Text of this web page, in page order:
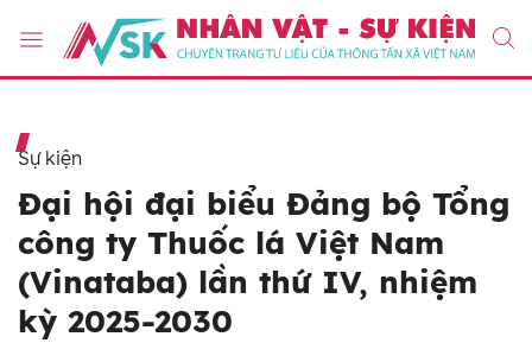
Sự kiện
Đại hội đại biểu Đảng bộ Tổng
công ty Thuốc lá Việt Nam
(Vinataba) lần thứ IV, nhiệm
kỳ 2025-2030